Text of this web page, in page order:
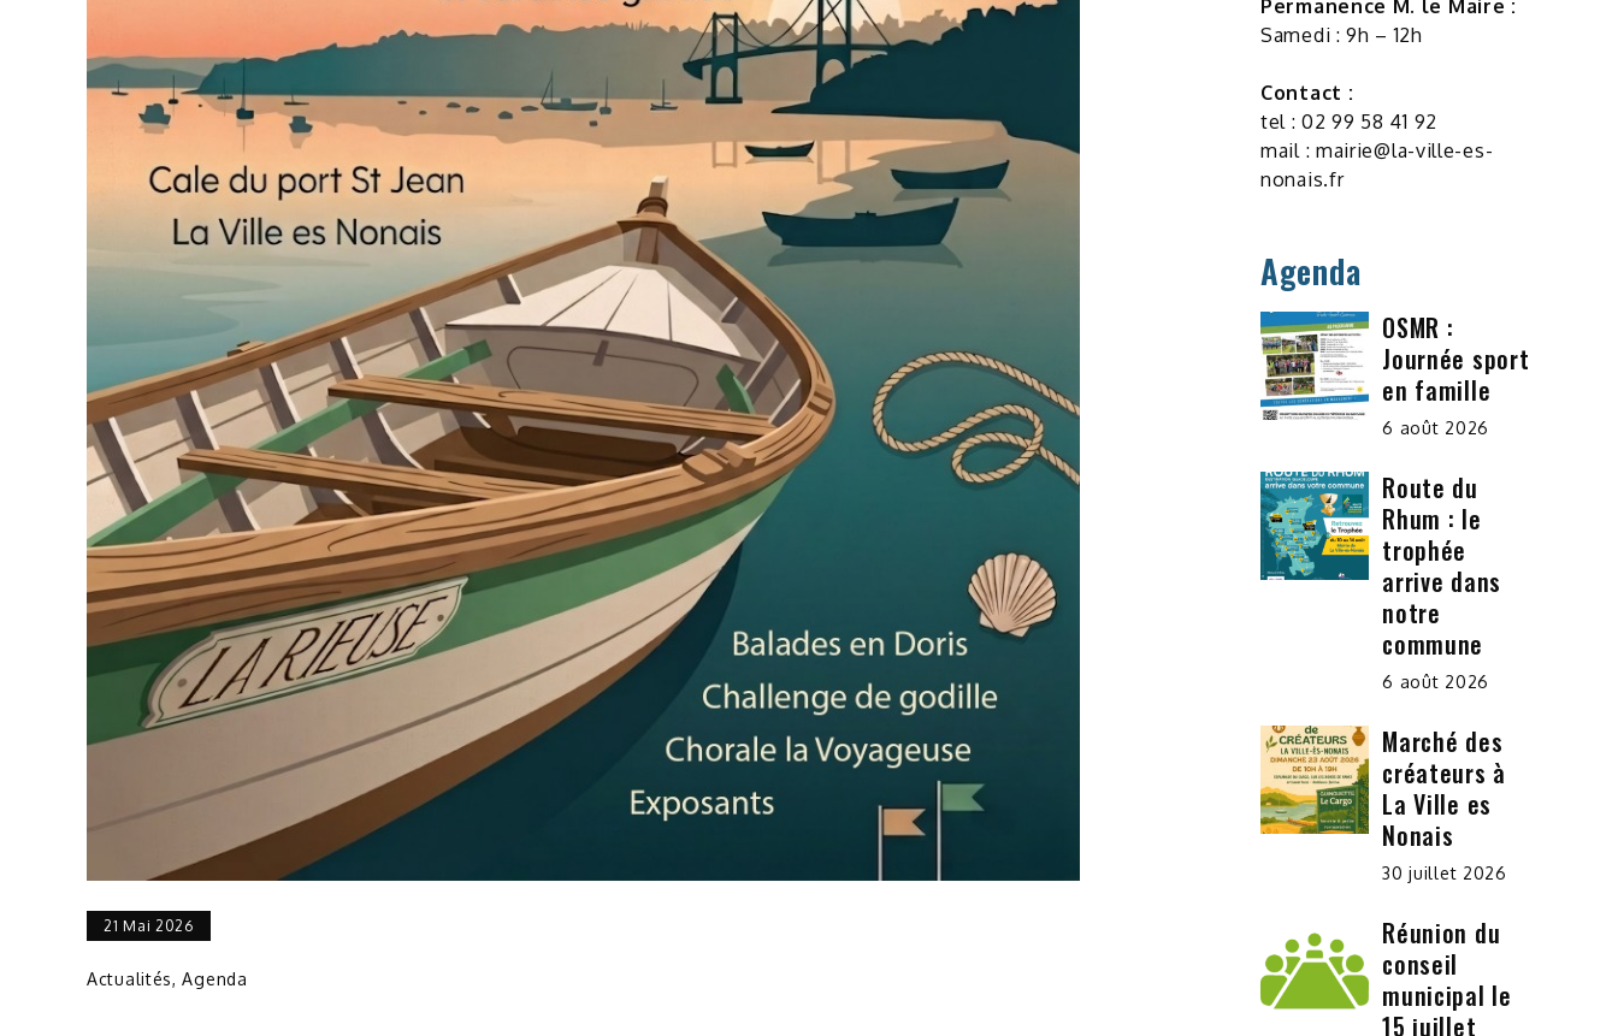
21 Mai 2026
Actualités,Agenda
Permanence M. le Maire :
Samedi : 9h – 12h
Contact :
tel : 02 99 58 41 92
mail : mairie@la-ville-es-
nonais.fr
Agenda
OSMR :
Journée sport
en famille
6 août 2026
Route du
Rhum : le
trophée
arrive dans
notre
commune
6 août 2026
Marché des
créateurs à
La Ville es
Nonais
30 juillet 2026
Réunion du
conseil
municipal le
15 juillet